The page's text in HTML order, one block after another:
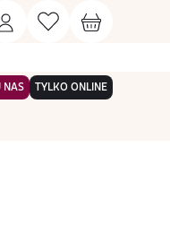
NAS TYLKO ONLINE